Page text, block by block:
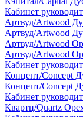
Кабинет
Артвуд/Artwood
Артвуд/Artwood
Артвуд/Artwood
Артвуд/Artwood
Кабинет
Концепт/Concept
Концепт/Concept
Кабинет
Квартц/Quartz